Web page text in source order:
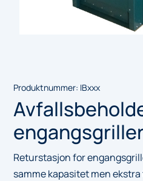
Produktnummer: IBxxx
Returstasjon for
samme kapasitet men